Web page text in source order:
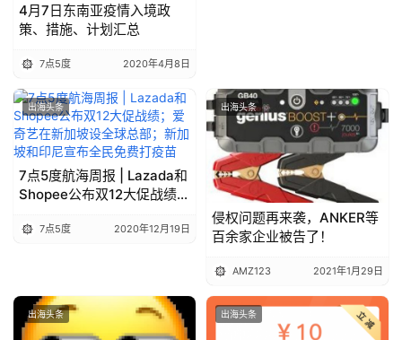
4月7日东南亚疫情入境政
策、措施、计划汇总
7点5度 2020年4月8日
出海头条
7点5度航海周报 | Lazada和
Shopee公布双12大促战绩；
部；新加坡和印尼宣布全民
7点5度 2020年12月19日
出海头条
侵权问题再来袭，ANKER等
百余家企业被告了！
AMZ123 2021年1月29日
出海头条 出海头条